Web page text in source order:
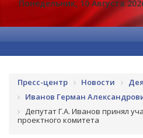
Понедельник, 10 Августа
Пресс-центр Новости
Иванов Герман
Депутат Г.А. Иванов принял
проектного комитета